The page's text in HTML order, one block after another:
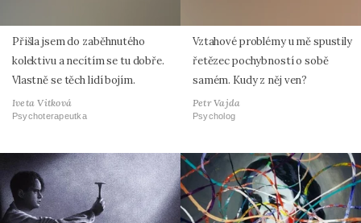
Přišla jsem do zaběhnutého
kolektivu a necítím se tu dobře.
Vlastně se těch lidí bojím.
Iveta Vitková
Psychoterapeutka
Vztahové problémy u mě spustily
řetězec pochybností o sobě
samém. Kudy z něj ven?
Petr Vajda
Psycholog